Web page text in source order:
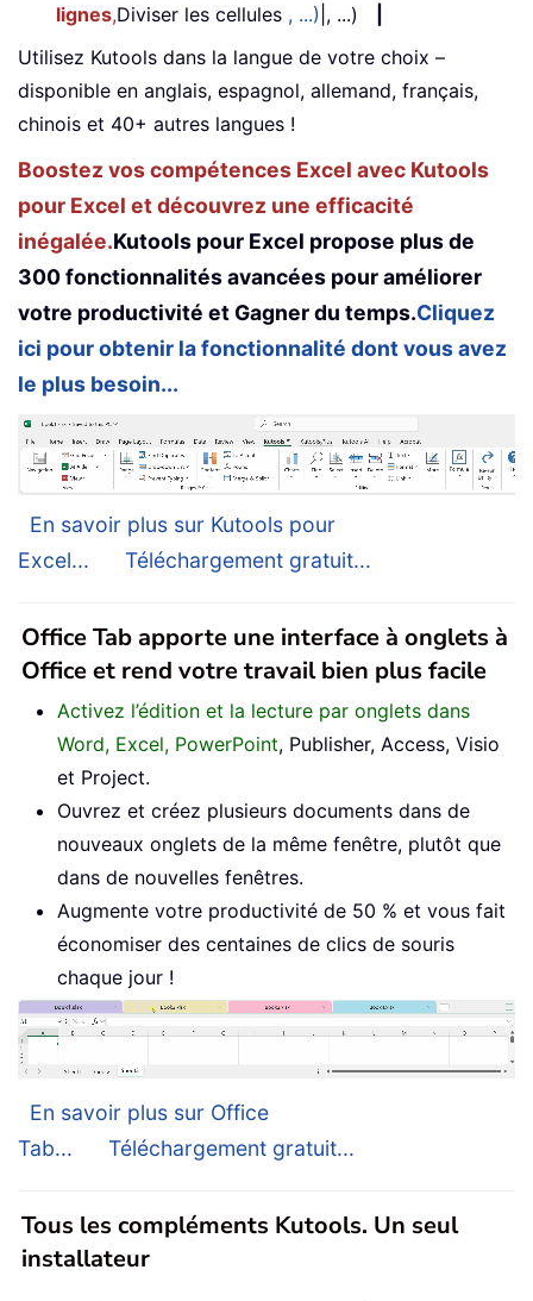
lignes,Diviser les cellules , ...) |, ...)
Utilisez Kutools dans la langue de votre choix –
disponible en anglais, espagnol, allemand, français,
chinois et 40+ autres langues !
Boostez vos compétences Excel avec Kutools
pour Excel et découvrez une efficacité
inégalée.Kutools pour Excel propose plus de
300 fonctionnalités avancées pour améliorer
votre productivité et Gagner du temps.Cliquez
ici pour obtenir la fonctionnalité dont vous avez
le plus besoin...
En savoir plus sur Kutools pour
Excel...
Téléchargement gratuit...
Office Tab apporte une interface à onglets à
Office et rend votre travail bien plus facile
Activez l’édition et la lecture par onglets dans
Word, Excel, PowerPoint, Publisher, Access, Visio
et Project.
Ouvrez et créez plusieurs documents dans de
nouveaux onglets de la même fenêtre, plutôt que
dans de nouvelles fenêtres.
Augmente votre productivité de 50 % et vous fait
économiser des centaines de clics de souris
chaque jour !
En savoir plus sur Office
Tab...
Téléchargement gratuit...
Tous les compléments Kutools. Un seul
installateur